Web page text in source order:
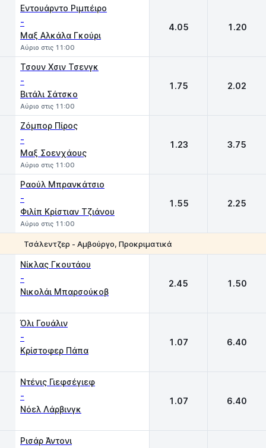
Εντουάρντο Ριμπέιρο
-
Μαξ Αλκάλα Γκούρι
Αύριο στις 11:00
4.05 1.20
Τσουν Χσιν Τσενγκ
-
Βιτάλι Σάτσκο
Αύριο στις 11:00
1.75 2.02
Ζόμπορ Πίρος
-
Μαξ Σοενχάους
Αύριο στις 11:00
1.23 3.75
Ραούλ Μπρανκάτσιο
-
Φιλίπ Κρίστιαν Τζιάνου
Αύριο στις 11:00
1.55 2.25
Τσάλεντζερ - Αμβούργο, Προκριματικά
Νίκλας Γκουτάου
-
Νικολάι Μπαρσούκοβ
2.45 1.50
Όλι Γουάλιν
-
Κρίστοφερ Πάπα
1.07 6.40
Ντένις Γιεφσέγιεφ
-
Νόελ Λάρβινγκ
1.07 6.40
Ρισάρ Άντονι